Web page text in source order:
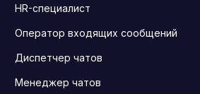
HR-специалист
Оператор входящих сообщений
Диспетчер чатов
Менеджер чатов